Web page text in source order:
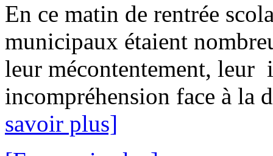
En ce matin de rentrée
municipaux étaient
leur mécontentement, leur
incompréhension face à la
savoir plus]